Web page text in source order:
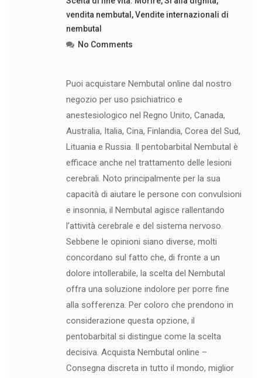
vendita nembutal ,Vendite internazionali di
nembutal
No Comments
Puoi acquistare Nembutal online dal nostro
negozio per uso psichiatrico e
anestesiologico nel Regno Unito, Canada,
Australia, Italia, Cina, Finlandia, Corea del Sud,
Lituania e Russia. Il pentobarbital Nembutal è
efficace anche nel trattamento delle lesioni
cerebrali. Noto principalmente per la sua
capacità di aiutare le persone con convulsioni
e insonnia, il Nembutal agisce rallentando
l’attività cerebrale e del sistema nervoso.
Sebbene le opinioni siano diverse, molti
concordano sul fatto che, di fronte a un
dolore intollerabile, la scelta del Nembutal
offra una soluzione indolore per porre fine
alla sofferenza. Per coloro che prendono in
considerazione questa opzione, il
pentobarbital si distingue come la scelta
decisiva. Acquista Nembutal online –
Consegna discreta in tutto il mondo, miglior